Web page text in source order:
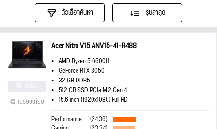
ตัวเลือกค้นหา รุ่นล่าสุด
เปรียบเทียบ
Acer Nitro V15 ANV15-41-R488
AMD Ryzen 5 6600H
GeForce RTX 3050
32 GB DDR5
512 GB SSD PCIe M.2 Gen 4
15.6 inch (1920x1080) Full HD
Performance
(24.36)